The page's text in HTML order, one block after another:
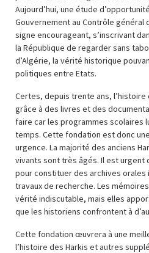
Aujourd’hui, une étude
Gouvernement au Contrôle général
signe encourageant, s’inscrivant
la République de regarder sans
d’Algérie, la vérité historique
politiques entre Etats.
Certes, depuis trente ans, l’histoire
grâce à des livres et des
faire car les programmes scolaires
temps. Cette fondation est donc
urgence. La majorité des anciens
vivants sont très âgés. Il est urgent
pour constituer des archives
travaux de recherche. Les
vérité indiscutable, mais elles
que les historiens confrontent à
Cette fondation œuvrera à une
l’histoire des Harkis et autres